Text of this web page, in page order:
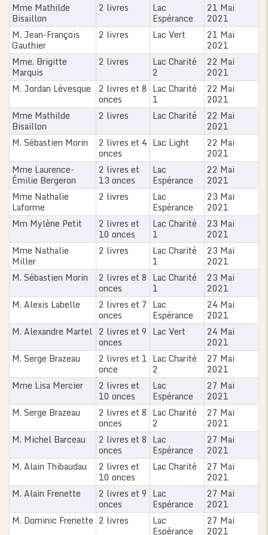
Mme Mathilde
Bisaillon
2 livres Lac
Espérance
21 Mai
2021
M. Jean-François
Gauthier
2 livres Lac Vert 21 Mai
2021
Mme. Brigitte
Marquis
2 livres Lac Charité
2
22 Mai
2021
M. Jordan Lévesque
2 livres et 8
onces
Lac Charité
1
22 Mai
2021
Mme Mathilde
Bisaillon
2 livres Lac Charité 22 Mai
2021
M. Sébastien Morin
2 livres et 4
onces
Lac Light 22 Mai
2021
Mme Laurence-
Émilie Bergeron
2 livres et
13 onces
Lac
Espérance
22 Mai
2021
Mme Nathalie
Laforme
2 livres Lac
Espérance
23 Mai
2021
Mm Mylène Petit
2 livres et
10 onces
Lac Charité
1
23 Mai
2021
Mme Nathalie
Miller
2 livres Lac Charité
1
23 Mai
2021
M. Sébastien Morin
2 livres et 8
onces
Lac Charité
1
23 Mai
2021
M. Alexis Labelle
2 livres et 7
onces
Lac
Espérance
24 Mai
2021
M. Alexandre Martel 2 livres et 9
onces
Lac Vert 24 Mai
2021
M. Serge Brazeau
2 livres et 1
once
Lac Charité
2
27 Mai
2021
Mme Lisa Mercier
2 livres et
10 onces
Lac
Espérance
27 Mai
2021
M. Serge Brazeau
2 livres et 8
onces
Lac Charité
2
27 Mai
2021
M. Michel Barceau
2 livres et 8
onces
Lac
Espérance
27 Mai
2021
M. Alain Thibaudau
2 livres et
10 onces
Lac Charité 27 Mai
2021
M. Alain Frenette
2 livres et 9
onces
Lac
Espérance
27 Mai
2021
M. Dominic Frenette 2 livres Lac
Espérance
27 Mai
2021